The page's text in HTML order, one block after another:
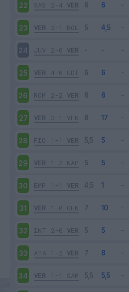
22 SAS 2-4 VER
23 VER 2-1 BOL
24 JUV 2-0 VER
25 VER 4-0 UDI
26 ROM 2-2 VER
27 VER 3-1 VEN
28 FIO 1-1 VER
29 VER 1-2 NAP
30 EMP 1-1 VER
31 VER 1-0 GEN
32 INT 2-0 VER
33 ATA 1-2 VER
34 VER 1-1 SAM